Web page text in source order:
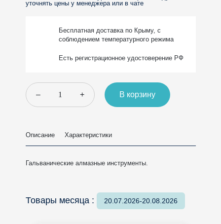
уточнять цены у менеджера или в чате
Бесплатная доставка по Крыму, с
соблюдением температурного режима
Есть регистрационное удостоверение РФ
– + В корзину
Описание Характеристики
Гальванические алмазные инструменты.
Товары месяца : 20.07.2026-20.08.2026